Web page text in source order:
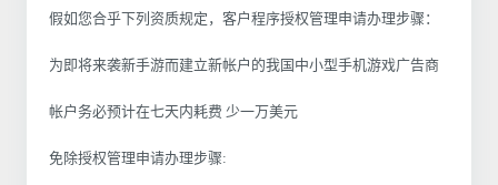
假如您合乎下列资质规定，客户程序授权管理申请办理步骤：
为即将来袭新手游而建立新帐户的我国中小型手机游戏广告商
帐户务必预计在七天内耗费 少一万美元
免除授权管理申请办理步骤: